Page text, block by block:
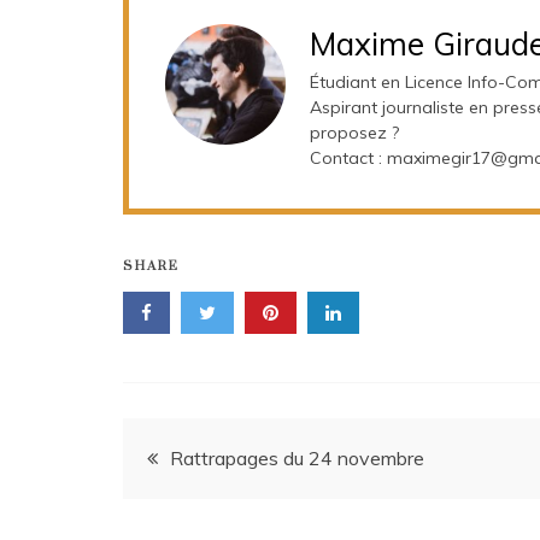
Maxime
Étudiant en Licence Info-
Aspirant journaliste en
proposez ?
Contact :
SHARE
Navigation
Rattrapages du 24 novembre